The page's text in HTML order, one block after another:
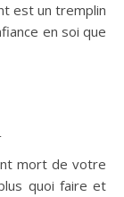
est un tremplin
en soi que
mort de votre
quoi faire et